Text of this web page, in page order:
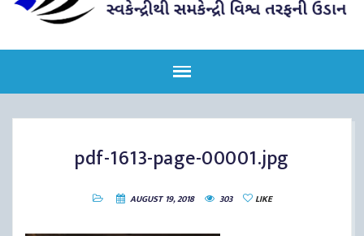
pdf-1613-page-00001.jpg
AUGUST 19, 2018 303 LIKE